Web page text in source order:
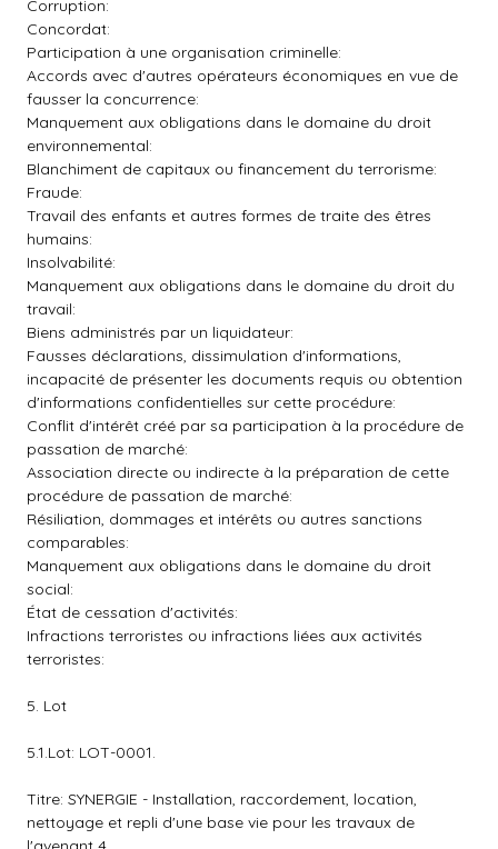
Corruption:
Concordat:
Participation à une organisation criminelle:
Accords avec d'autres opérateurs économiques en vue de
fausser la concurrence:
Manquement aux obligations dans le domaine du droit
environnemental:
Blanchiment de capitaux ou financement du terrorisme:
Fraude:
Travail des enfants et autres formes de traite des êtres
humains:
Insolvabilité:
Manquement aux obligations dans le domaine du droit du
travail:
Biens administrés par un liquidateur:
Fausses déclarations, dissimulation d'informations,
incapacité de présenter les documents requis ou obtention
d'informations confidentielles sur cette procédure:
Conflit d'intérêt créé par sa participation à la procédure de
passation de marché:
Association directe ou indirecte à la préparation de cette
procédure de passation de marché:
Résiliation, dommages et intérêts ou autres sanctions
comparables:
Manquement aux obligations dans le domaine du droit
social:
État de cessation d'activités:
Infractions terroristes ou infractions liées aux activités
terroristes:
5. Lot
5.1.Lot: LOT-0001.
Titre: SYNERGIE - Installation, raccordement, location,
nettoyage et repli d'une base vie pour les travaux de